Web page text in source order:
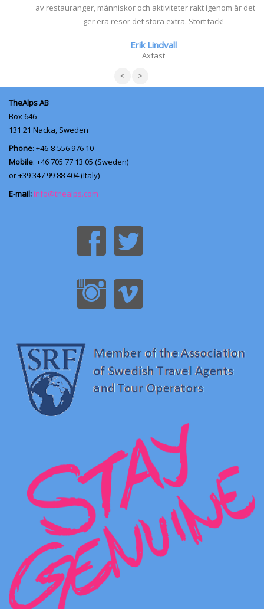
av restauranger, människor och aktiviteter rakt igenom är det som
ger era resor det stora extra. Stort tack!
Erik Lindvall
Axfast
< >
TheAlps AB
Box 646
131 21 Nacka, Sweden
Phone: +46-8-556 976 10
Mobile: +46 705 77 13 05 (Sweden)
or +39 347 99 88 404 (Italy)
E-mail: info@thealps.com